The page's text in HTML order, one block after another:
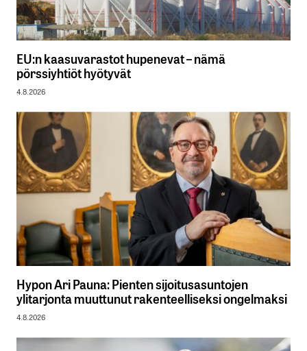
EU:n kaasuvarastot hupenevat – nämä
pörssiyhtiöt hyötyvät
4.8.2026
Hypon Ari Pauna: Pienten sijoitusasuntojen
ylitarjonta muuttunut rakenteelliseksi ongelmaksi
4.8.2026